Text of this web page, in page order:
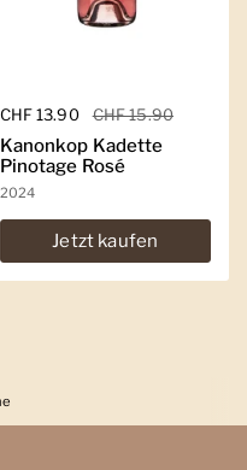
Regulärer Preis
CHF 13.90 Sale-Preis
CHF 15.90
Kanonkop Kadette
Pinotage Rosé
2024
Jetzt kaufen